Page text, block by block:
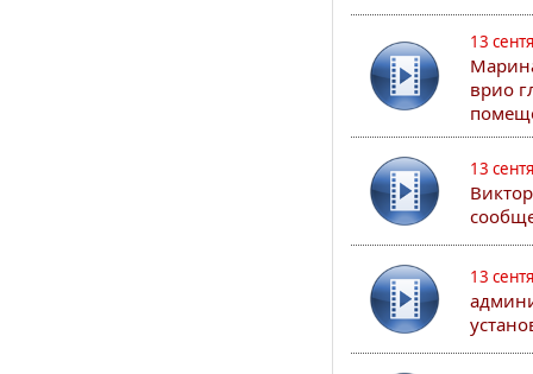
13
врио
13
13